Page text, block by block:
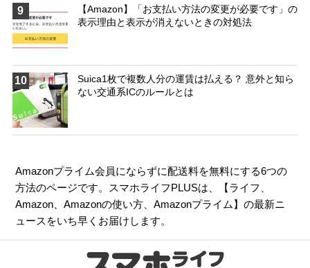
9
【Amazon】「お支払い方法の変更が必要です」の
表示理由と表示が消えないときの対処法
10
Suica1枚で複数人分の運賃は払える？ 意外と知ら
ない交通系ICのルールとは
Amazonプライム会員にならずに配送料を無料にする6つの
方法のページです。スマホライフPLUSは、【 ライフ 、
Amazon、Amazonの使い方、Amazonプライム 】の最新ニ
ュースをいち早くお届けします。